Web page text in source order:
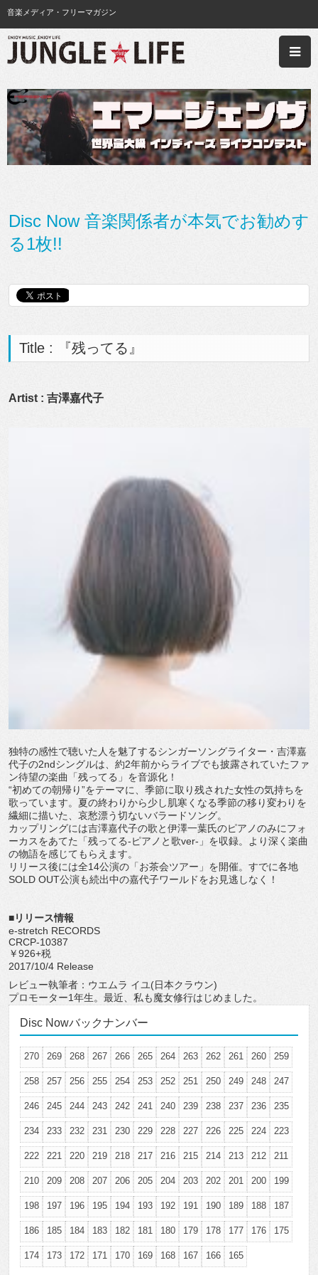
音楽メディア・フリーマガジン
Disc Now 音楽関係者が本気でお勧めす
る1枚!!
Title : 『残ってる』
Artist : 吉澤嘉代子
独特の感性で聴いた人を魅了するシンガーソングライター・吉澤嘉
代子の2ndシングルは、約2年前からライブでも披露されていたファ
ン待望の楽曲「残ってる」を音源化！
“初めての朝帰り”をテーマに、季節に取り残された女性の気持ちを
歌っています。夏の終わりから少し肌寒くなる季節の移り変わりを
繊細に描いた、哀愁漂う切ないバラードソング。
カップリングには吉澤嘉代子の歌と伊澤一葉氏のピアノのみにフォ
ーカスをあてた「残ってる-ピアノと歌ver-」を収録。より深く楽曲
の物語を感じてもらえます。
リリース後には全14公演の「お茶会ツアー」を開催。すでに各地
SOLD OUT公演も続出中の嘉代子ワールドをお見逃しなく！
■リリース情報
e-stretch RECORDS
CRCP-10387
￥926+税
2017/10/4 Release
レビュー執筆者：ウエムラ イユ(日本クラウン)
プロモーター1年生。最近、私も魔女修行はじめました。
Disc Nowバックナンバー
270 269 268 267 266 265 264 263 262 261 260 259
258 257 256 255 254 253 252 251 250 249 248 247
246 245 244 243 242 241 240 239 238 237 236 235
234 233 232 231 230 229 228 227 226 225 224 223
222 221 220 219 218 217 216 215 214 213 212 211
210 209 208 207 206 205 204 203 202 201 200 199
198 197 196 195 194 193 192 191 190 189 188 187
186 185 184 183 182 181 180 179 178 177 176 175
174 173 172 171 170 169 168 167 166 165